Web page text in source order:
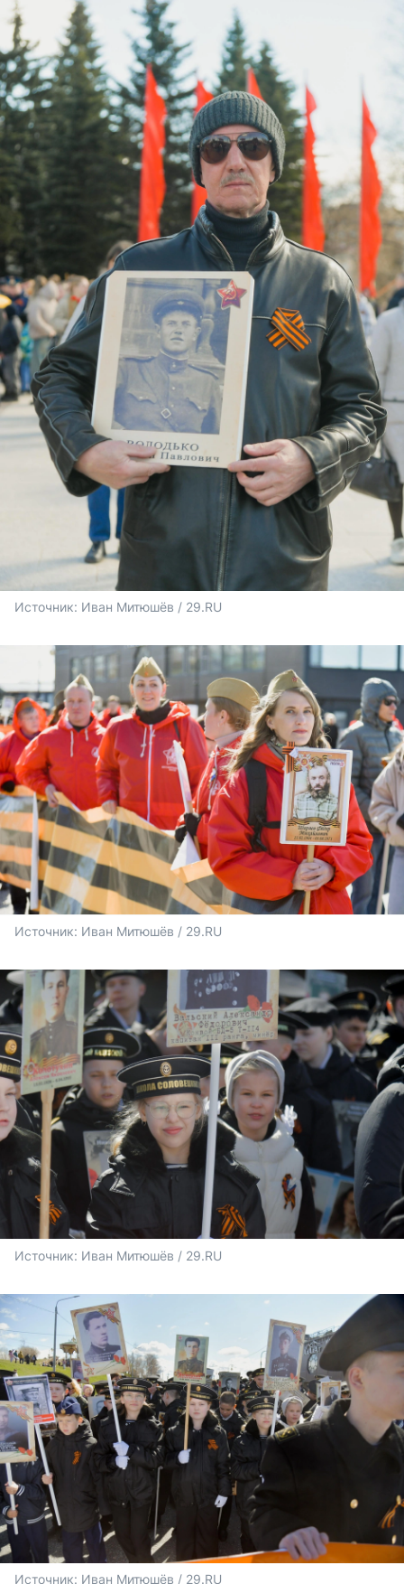
Источник: Иван Митюшёв / 29.RU
Источник: Иван Митюшёв / 29.RU
Источник: Иван Митюшёв / 29.RU
Источник: Иван Митюшёв / 29.RU